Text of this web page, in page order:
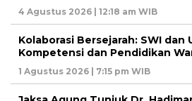
4 Agustus 2026 | 12:18 am WIB
Kolaborasi Bersejarah: SWI dan
Kompetensi dan Pendidikan
1 Agustus 2026 | 7:15 pm WIB